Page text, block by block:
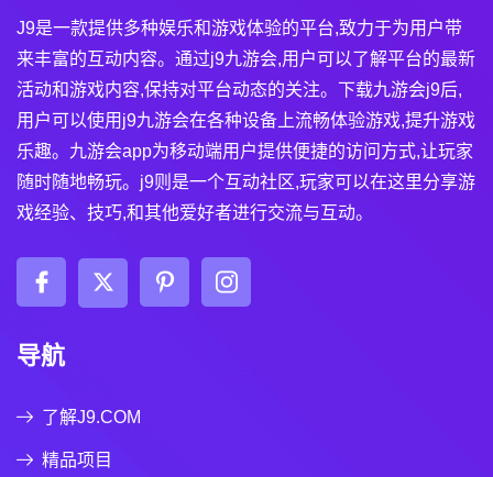
J9是一款提供多种娱乐和游戏体验的平台,致力于为用户带
来丰富的互动内容。通过j9九游会,用户可以了解平台的最新
活动和游戏内容,保持对平台动态的关注。下载九游会j9后,
用户可以使用j9九游会在各种设备上流畅体验游戏,提升游戏
乐趣。九游会app为移动端用户提供便捷的访问方式,让玩家
随时随地畅玩。j9则是一个互动社区,玩家可以在这里分享游
戏经验、技巧,和其他爱好者进行交流与互动。
导航
了解J9.COM
精品项目